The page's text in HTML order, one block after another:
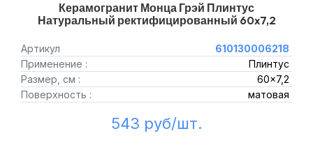
Керамогранит Монца Грэй Плинтус
Натуральный ректифицированный 60x7,2
Артикул
610130006218
Применение :
Плинтус
Размер, см :
60x7,2
Поверхность :
матовая
543 руб/шт.